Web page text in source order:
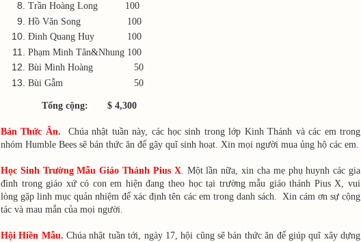
Trần Hoàng Long 100
Hồ Văn Song 100
Đinh Quang Huy 100
Phạm Minh Tân&Nhung 100
Bùi Minh Hoàng 50
Bùi Gẫm 50
Tổng cộng: $ 4,300
Bán Thức Ăn. Chúa nhật tuần này, các học sinh trong lớp Kinh Thánh và các em trong
nhóm Humble Bees sẽ bán thức ăn để gây quĩ sinh hoạt. Xin mọi người mua ủng hộ các em.
Học Sinh Trường Mẫu Giáo Thánh Pius X. Một lần nữa, xin cha mẹ phụ huynh các gia
đình trong giáo xứ có con em hiện đang theo học tại trường mẫu giáo thánh Pius X, vui
lòng gặp linh mục quản nhiệm để xác định tên các em trong danh sách. Xin cám ơn sự cộng
tác và mau mắn của mọi người.
Hội Hiền Mẫu. Chúa nhật tuần tới, ngày 17, hội cũng sẽ bán thức ăn để giúp quĩ xây dựng